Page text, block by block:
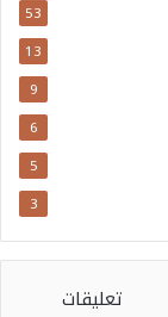
53
13
9
6
5
3
تعليقات